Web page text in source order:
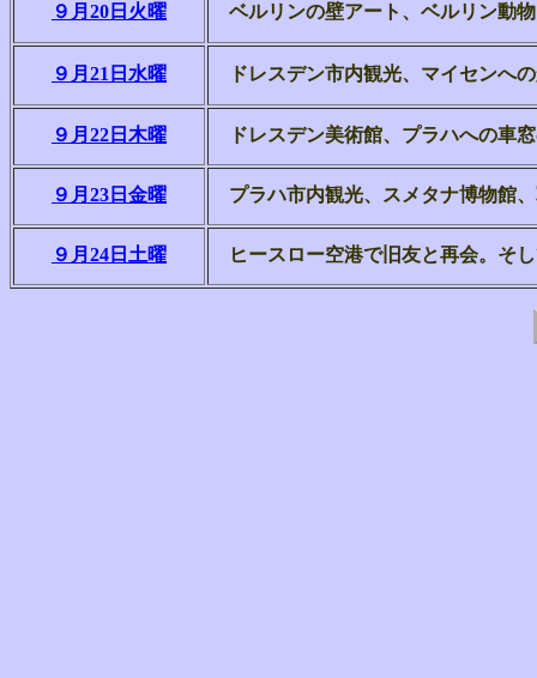
９月20日火曜 ベルリンの壁アート、ベルリン動
９月21日水曜 ドレスデン市内観光、マイセンへ
９月22日木曜 ドレスデン美術館、プラハへの車
９月23日金曜 プラハ市内観光、スメタナ博物館
９月24日土曜 ヒースロー空港で旧友と再会。そ